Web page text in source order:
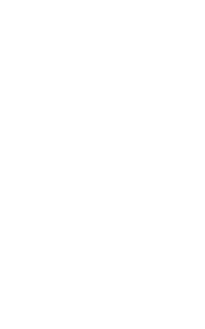
https://
definitivamente-
El Marbella
entradas para
descuento del